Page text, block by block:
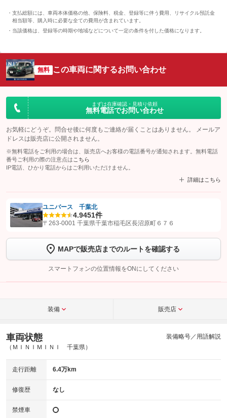
支払総額には、車両本体価格の他、保険料、税金、登録等に伴う費用、リサイクル預託金
相当額等、購入時に必要な全ての費用が含まれています。
当該価格は、登録等の時期や地域などについて一定の条件を付した価格になります。
無料 この車両に関するお問い合わせ
まずは在庫確認・見積り依頼
無料電話でお問い合わせ
お気軽にどうぞ。問合せ後に何度もご連絡が届くことはありません。 メールア
ドレスは販売店に公開されません。
※無料電話をご利用の場合は、販売店へお客様の電話番号が通知されます。無料電話
番号ご利用の際の注意点は こちら
IP電話、ひかり電話からはご利用いただけません。
詳細はこちら
【STEP1】認証画面でグーネットを友だち追加してから「許可する」ボタンを押
トーク画面で
ボタンをタップして問い合わせを
完了してください。
こちら
ユニバース 千葉北
4.9451件
〒263-0001 千葉県千葉市稲毛区長沼原町６７６
MAPで販売店までのルートを確認する
スマートフォンの位置情報をONにしてください
装備 販売店
車両状態
（ＭＩＮＩＭＩＮＩ 千葉県）
装備略号／用語解説
走行距離 6.4万km
修復歴 なし
禁煙車